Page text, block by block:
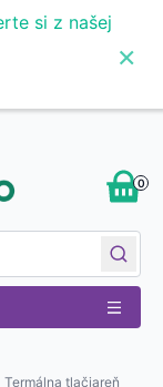
si z našej
×
0
Termálna tlačiareň